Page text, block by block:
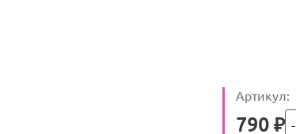
Артикул:
Цена
790 ₽